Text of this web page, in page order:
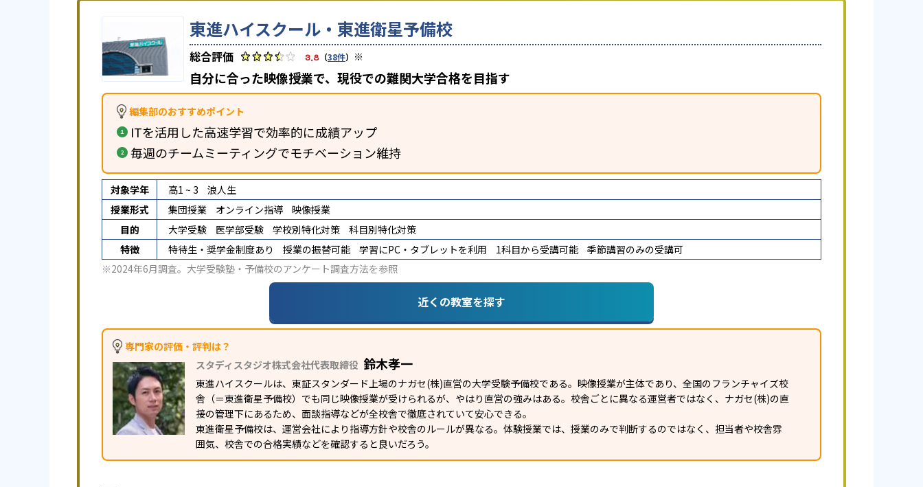
東進ハイスクール・東進衛星予備校
3.8 （38件） ※
自分に合った映像授業で、現役での難関大学合格を目指す
編集部のおすすめポイント
ITを活用した高速学習で効率的に成績アップ
毎週のチームミーティングでモチベーション維持
対象学年 高1 ~ 3
浪人生
授業形式
集団授業 オンライン指導
映像授業
目的
大学受験 医学部受験 学校別特化対策
科目別特化対策
特徴
特待生・奨学金制度あり 授業の振替可能 学習にPC・タブレットを利用 1科目から受講可能
季節講習のみの受講可
※2024年6月調査。 大学受験塾・予備校のアンケート調査方法を参照
近くの教室を探す
専門家の評価・評判は？
スタディスタジオ株式会社代表取締役 鈴木孝一
東進ハイスクールは、東証スタンダード上場のナガセ(株)直営の大学受験予備校である。映像授業が主体であり、全国のフランチャイズ校
舎（＝東進衛星予備校）でも同じ映像授業が受けられるが、やはり直営の強みはある。校舎ごとに異なる運営者ではなく、ナガセ(株)の直
接の管理下にあるため、面談指導などが全校舎で徹底されていて安心できる。
東進衛星予備校は、運営会社により指導方針や校舎のルールが異なる。体験授業では、授業のみで判断するのではなく、担当者や校舎雰
囲気、校舎での合格実績などを確認すると良いだろう。